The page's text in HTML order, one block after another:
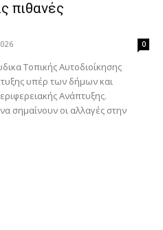
πιθανές
0
Τοπικής Αυτοδιοίκησης
υπέρ των δήμων και
Ανάπτυξης.
σημαίνουν οι αλλαγές στην